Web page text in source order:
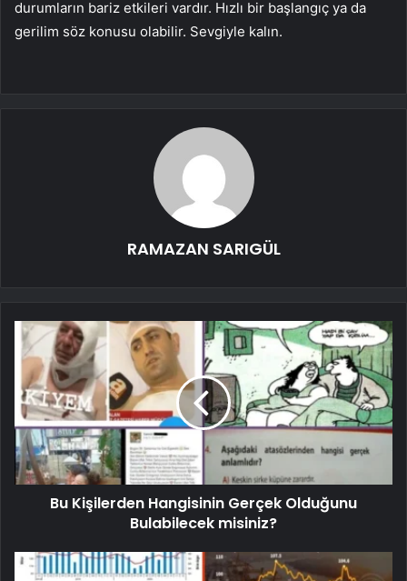
durumların bariz etkileri vardır. Hızlı bir başlangıç ​​ya da
gerilim söz konusu olabilir. Sevgiyle kalın.
RAMAZAN SARIGÜL
Bu Kişilerden Hangisinin Gerçek Olduğunu
Bulabilecek misiniz?